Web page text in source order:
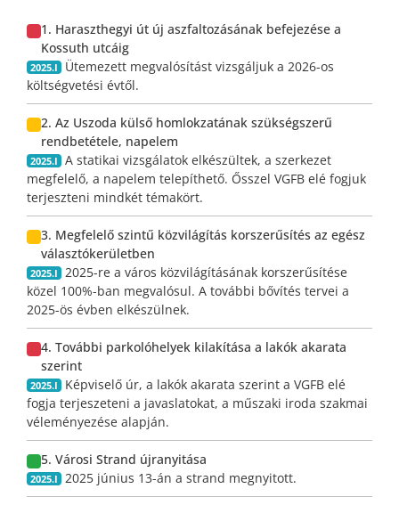
1. Haraszthegyi út új aszfaltozásának befejezése a
Kossuth utcáig
2025.I
Ütemezett megvalósítást vizsgáljuk a 2026-os
költségvetési évtől.
2. Az Uszoda külső homlokzatának szükségszerű
rendbetétele, napelem
2025.I
A statikai vizsgálatok elkészültek, a szerkezet
megfelelő, a napelem telepíthető. Ősszel VGFB elé fogjuk
terjeszteni mindkét témakört.
3. Megfelelő szintű közvilágítás korszerűsítés az egész
választókerületben
2025.I
2025-re a város közvilágításának korszerűsítése
közel 100%-ban megvalósul. A további bővítés tervei a
2025-ös évben elkészülnek.
4. További parkolóhelyek kilakítása a lakók akarata
szerint
2025.I
Képviselő úr, a lakók akarata szerint a VGFB elé
fogja terjeszeteni a javaslatokat, a műszaki iroda szakmai
véleményezése alapján.
5. Városi Strand újranyitása
2025.I 2025 június 13-án a strand megnyitott.